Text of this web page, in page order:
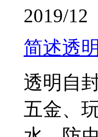
2019/12
简述透
透明自
五金、